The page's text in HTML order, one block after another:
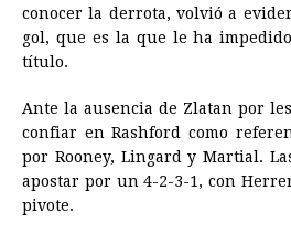
conocer la derrota, volvió a
gol, que es la que le ha
título.
Ante la ausencia de Zlatan por
confiar en Rashford como
por Rooney, Lingard y Martial.
apostar por un 4-2-3-1, con
pivote.